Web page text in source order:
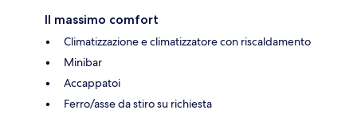
Il massimo comfort
Climatizzazione e climatizzatore con riscaldamento
Minibar
Accappatoi
Ferro/asse da stiro su richiesta